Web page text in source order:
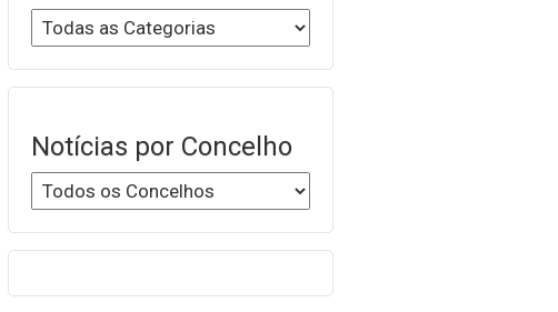
Notícias por Concelho